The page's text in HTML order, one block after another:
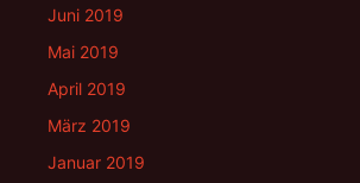
Juni 2019
Mai 2019
April 2019
März 2019
Januar 2019